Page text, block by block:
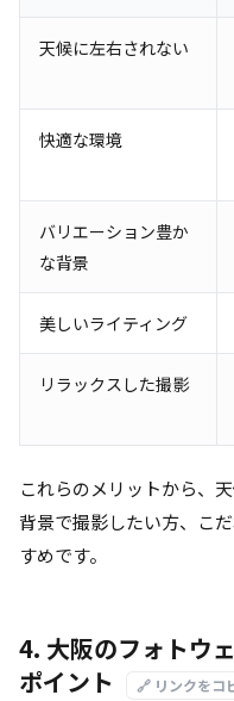
天候に左右されない
快適な環境
バリエーション豊か
な背景
美しいライティング
リラックスした撮影
これらのメリットから、
背景で撮影したい方、こ
すめです。
4. 大阪のフォトウ
ポイント
🔗 リンクをコ